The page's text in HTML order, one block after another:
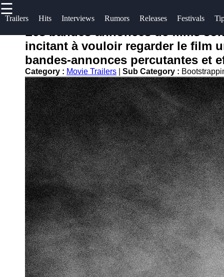
☰
Trailers Hits Interviews Rumors Releases Festivals
Useful
Home
actrice
Socials
Facebook
Instagram
Twitter
Telegram
Help &
Contact
About
Us
Write
for Us
Les bandes-annonces de films
incitant à vouloir regarder le film
bandes-annonces percutantes et
Category : Movie Trailers Sub Category :